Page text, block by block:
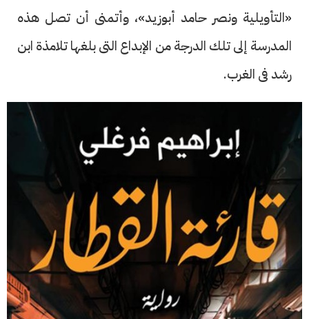
«التأويلية ونصر حامد أبوزيد»، وأتمنى أن تصل هذه
المدرسة إلى تلك الدرجة من الإبداع التى بلغها تلامذة ابن
رشد فى الغرب.